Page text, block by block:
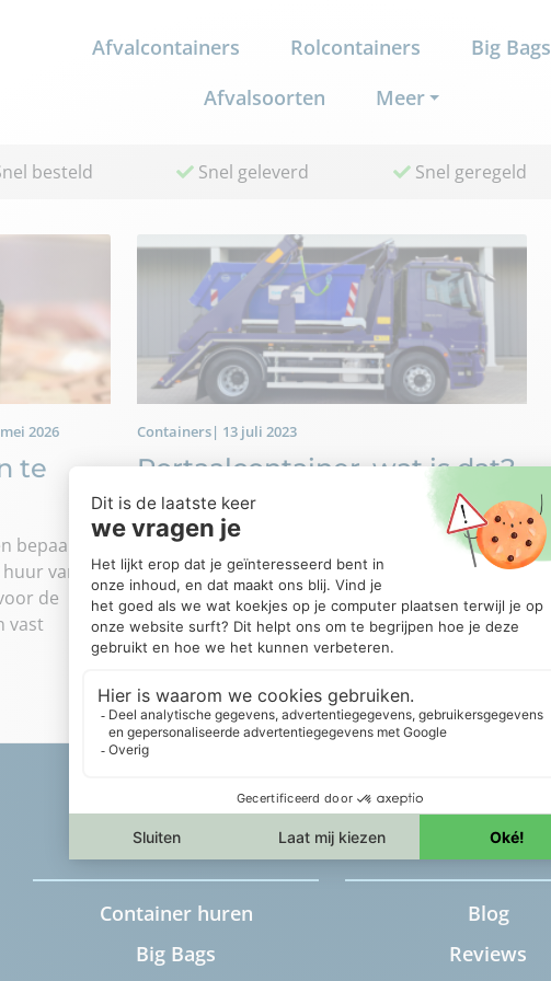
Afvalcontainers Rolcontainers
Big Bags
Afvalsoorten
Meer
besteld Snel geleverd Snel geregeld
2026
te
bepaalde
van de
de
vast
Containers| 13 juli 2023
Portaalcontainer, wat is dat?
Portaalcontainer, misschien heb je die term
weleens gehoord, maar wat is het precies? Is
het iets uit de bouw of kan je het als particulier
ook huren? Portaalcontainers worden
inderdaad veel in de bouw gebruikt,…
Lees meer
Producten
Container huren
Big Bags
Services
Blog
Reviews